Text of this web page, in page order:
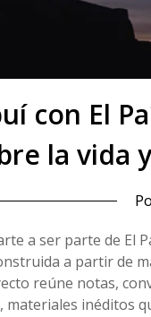
con El
la vida
a ser parte de El
a partir de
reúne notas,
materiales inéditos